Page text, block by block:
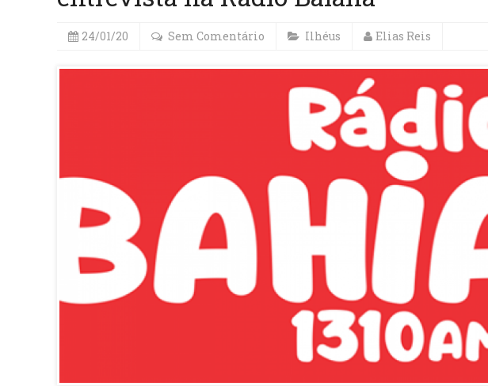
24/01/20 Sem Comentário Ilhéus Elias Reis